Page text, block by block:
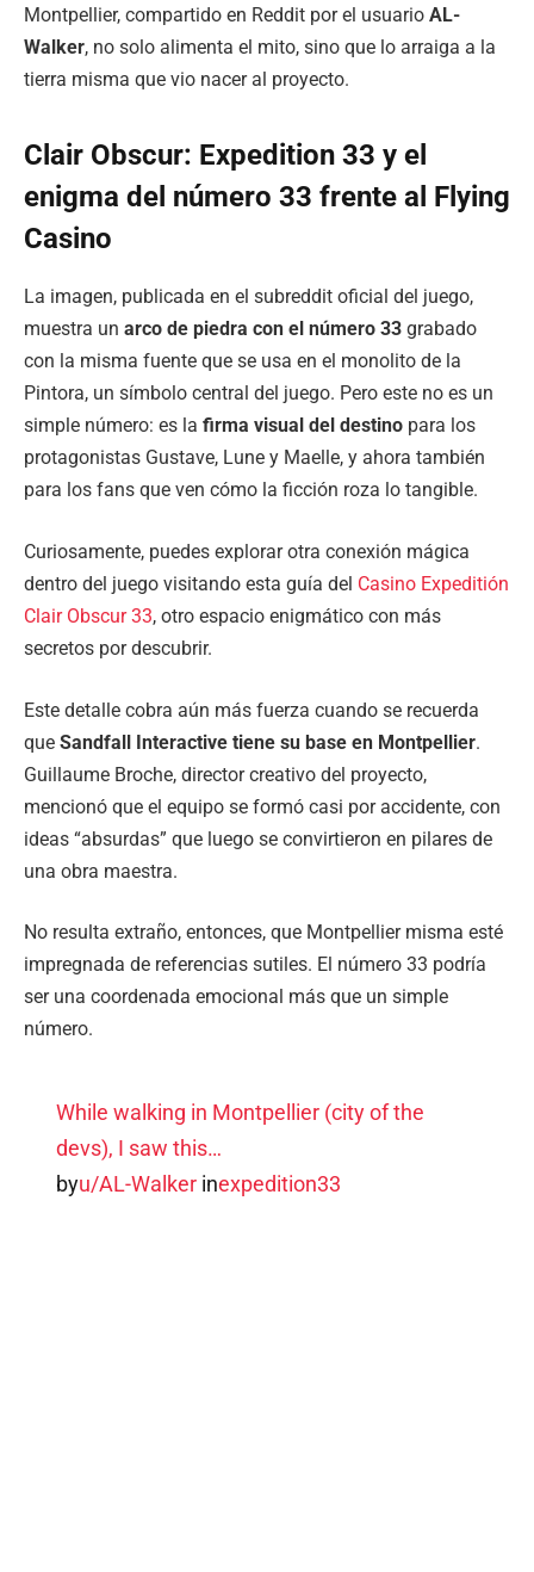
Montpellier, compartido en Reddit por el usuario AL-
Walker, no solo alimenta el mito, sino que lo arraiga a la
tierra misma que vio nacer al proyecto.
Clair Obscur: Expedition 33 y el
enigma del número 33 frente al Flying
Casino
La imagen, publicada en el subreddit oficial del juego,
muestra un arco de piedra con el número 33 grabado
con la misma fuente que se usa en el monolito de la
Pintora, un símbolo central del juego. Pero este no es un
simple número: es la firma visual del destino para los
protagonistas Gustave, Lune y Maelle, y ahora también
para los fans que ven cómo la ficción roza lo tangible.
Curiosamente, puedes explorar otra conexión mágica
dentro del juego visitando esta guía del Casino Expeditión
Clair Obscur 33, otro espacio enigmático con más
secretos por descubrir.
Este detalle cobra aún más fuerza cuando se recuerda
que Sandfall Interactive tiene su base en Montpellier.
Guillaume Broche, director creativo del proyecto,
mencionó que el equipo se formó casi por accidente, con
ideas “absurdas” que luego se convirtieron en pilares de
una obra maestra.
No resulta extraño, entonces, que Montpellier misma esté
impregnada de referencias sutiles. El número 33 podría
ser una coordenada emocional más que un simple
número.
While walking in Montpellier (city of the
devs), I saw this…
byu/AL-Walkerinexpedition33